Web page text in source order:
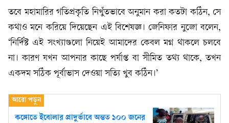
তবে মহামারির গতিপ্রকৃতি নিখুঁতভাবে অনুমান করা কতটা কঠিন, সে
কথাও মনে করিয়ে দিয়েছেন এই বিশেষজ্ঞ। জেনিফার নুজো বলেন,
‘নির্দিষ্ট এই সংখ্যাগুলো নিয়েই আমাদের কেবল মগ্ন থাকলে চলবে
না। কারণ যখন আপনার কাছে পর্যাপ্ত বা সীমিত তথ্য থাকে, তখন
একদম সঠিক পূর্বাভাস দেওয়া সত্যি খুব কঠিন।’
কঙ্গোতে ইবোলার প্রাদুর্ভাবে অন্তত ১০০ জনের